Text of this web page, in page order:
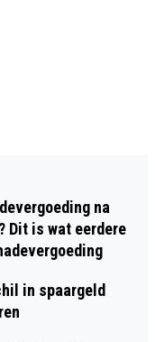
na
Dit is wat eerdere
in spaargeld